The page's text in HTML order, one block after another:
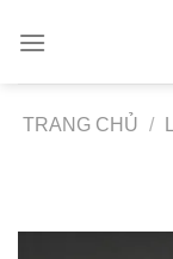
TRANG CHỦ /